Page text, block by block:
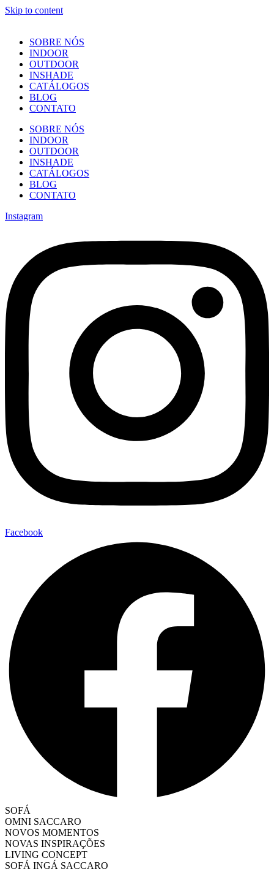
Skip to content
SOBRE NÓS
INDOOR
OUTDOOR
INSHADE
CATÁLOGOS
BLOG
CONTATO
SOBRE NÓS
INDOOR
OUTDOOR
INSHADE
CATÁLOGOS
BLOG
CONTATO
Instagram
Facebook
SOFÁ
OMNI SACCARO
NOVOS MOMENTOS
NOVAS INSPIRAÇÕES
LIVING CONCEPT
SOFÁ INGÁ SACCARO